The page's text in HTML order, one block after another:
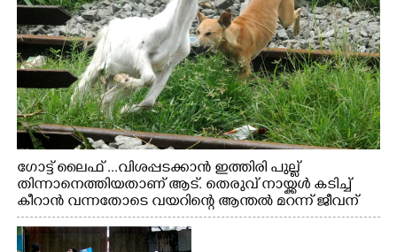
ഗോട്ട് ലൈഫ് ...വിശപ്പടക്കാൻ ഇത്തിരി പുല്ല്
തിന്നാനെത്തിയതാണ് ആട്. തെരുവ് നായ്ക്കൾ കടിച്ച്
കീറാൻ വന്നതോടെ വയറിന്റെ ആന്തൽ മറന്ന് ജീവന്
വേണ്ടിയായി ഓട്ടം. എറണാകുളം വാത്തുരുത്തിയിൽ
നിന്നുള്ള കാഴ്ച